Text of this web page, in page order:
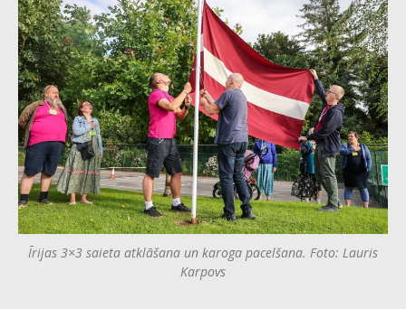
Īrijas 3×3 saieta atklāšana un karoga pacelšana. Foto: Lauris
Karpovs